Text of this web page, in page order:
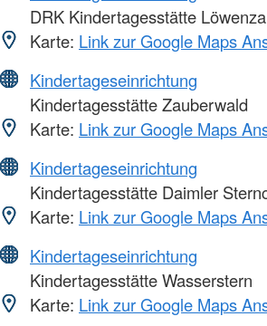
DRK Kindertagesstätte
Karte: Link zur Google Maps
Kindertageseinrichtung
Kindertagesstätte Zauberwald
Karte: Link zur Google Maps
Kindertageseinrichtung
Kindertagesstätte Daimler
Karte: Link zur Google Maps
Kindertageseinrichtung
Kindertagesstätte Wasserstern
Karte: Link zur Google Maps